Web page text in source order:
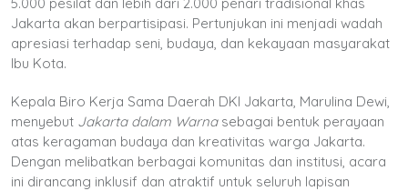
Jakarta akan berpartisipasi. Pertunjukan ini menjadi wadah
apresiasi terhadap seni, budaya, dan kekayaan masyarakat
Ibu Kota.
Kepala Biro Kerja Sama Daerah DKI Jakarta, Marulina Dewi,
menyebut Jakarta dalam Warnasebagai bentuk perayaan
atas keragaman budaya dan kreativitas warga Jakarta.
Dengan melibatkan berbagai komunitas dan institusi, acara
ini dirancang inklusif dan atraktif untuk seluruh lapisan